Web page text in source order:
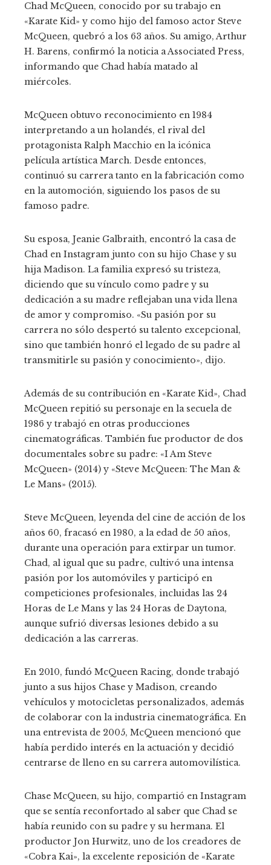
Chad McQueen, conocido por su trabajo en
«Karate Kid» y como hijo del famoso actor Steve
McQueen, quebró a los 63 años. Su amigo, Arthur
H. Barens, confirmó la noticia a Associated Press,
informando que Chad había matado al
miércoles.
McQueen obtuvo reconocimiento en 1984
interpretando a un holandés, el rival del
protagonista Ralph Macchio en la icónica
película artística March. Desde entonces,
continuó su carrera tanto en la fabricación como
en la automoción, siguiendo los pasos de su
famoso padre.
Su esposa, Jeanie Galbraith, encontró la casa de
Chad en Instagram junto con su hijo Chase y su
hija Madison. La familia expresó su tristeza,
diciendo que su vínculo como padre y su
dedicación a su madre reflejaban una vida llena
de amor y compromiso. «Su pasión por su
carrera no sólo despertó su talento excepcional,
sino que también honró el legado de su padre al
transmitirle su pasión y conocimiento», dijo.
Además de su contribución en «Karate Kid», Chad
McQueen repitió su personaje en la secuela de
1986 y trabajó en otras producciones
cinematográficas. También fue productor de dos
documentales sobre su padre: «I Am Steve
McQueen» (2014) y «Steve McQueen: The Man &
Le Mans» (2015).
Steve McQueen, leyenda del cine de acción de los
años 60, fracasó en 1980, a la edad de 50 años,
durante una operación para extirpar un tumor.
Chad, al igual que su padre, cultivó una intensa
pasión por los automóviles y participó en
competiciones profesionales, incluidas las 24
Horas de Le Mans y las 24 Horas de Daytona,
aunque sufrió diversas lesiones debido a su
dedicación a las carreras.
En 2010, fundó McQueen Racing, donde trabajó
junto a sus hijos Chase y Madison, creando
vehículos y motocicletas personalizados, además
de colaborar con la industria cinematográfica. En
una entrevista de 2005, McQueen mencionó que
había perdido interés en la actuación y decidió
centrarse de lleno en su carrera automovilística.
Chase McQueen, su hijo, compartió en Instagram
que se sentía reconfortado al saber que Chad se
había reunido con su padre y su hermana. El
productor Jon Hurwitz, uno de los creadores de
«Cobra Kai», la excelente reposición de «Karate